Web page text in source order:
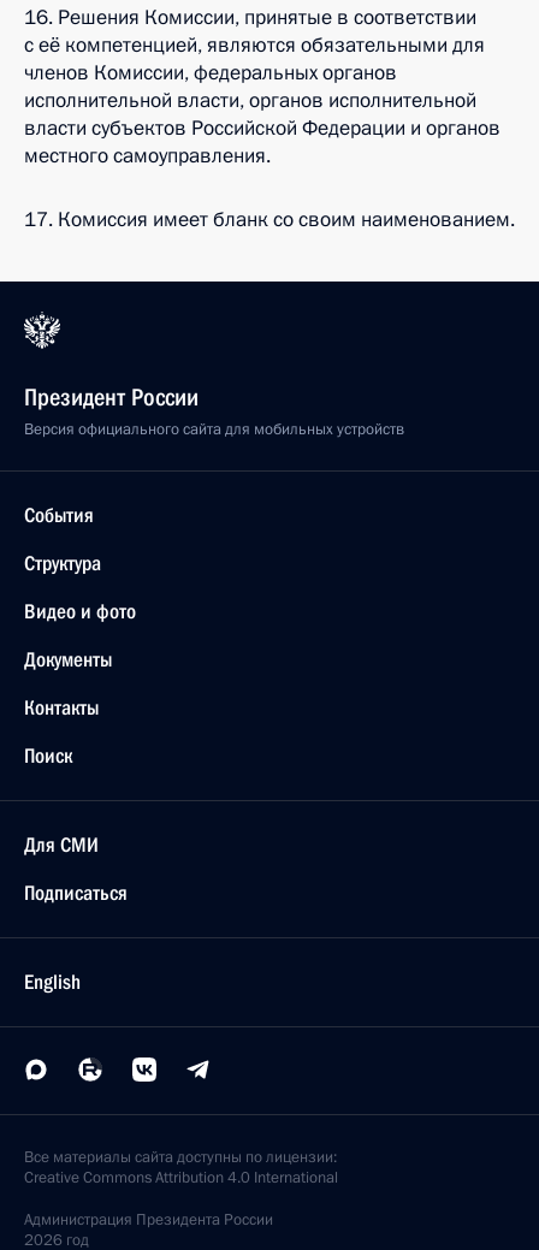
16. Решения Комиссии, принятые в соответствии
с её компетенцией, являются обязательными для
членов Комиссии, федеральных органов
исполнительной власти, органов исполнительной
власти субъектов Российской Федерации и органов
местного самоуправления.
17. Комиссия имеет бланк со своим наименованием.
Президент России
Версия официального сайта для мобильных устройств
События
Структура
Видео и фото
Документы
Контакты
Поиск
Для СМИ
Подписаться
English
Все материалы сайта доступны по лицензии:
Creative Commons Attribution 4.0 International
Администрация Президента России
2026 год